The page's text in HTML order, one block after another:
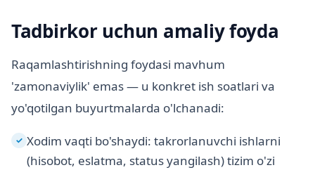
Tadbirkor uchun amaliy foyda
Raqamlashtirishning foydasi mavhum
'zamonaviylik' emas — u konkret ish soatlari va
yo'qotilgan buyurtmalarda o'lchanadi:
✓ Xodim vaqti bo'shaydi: takrorlanuvchi ishlarni
(hisobot, eslatma, status yangilash) tizim o'zi